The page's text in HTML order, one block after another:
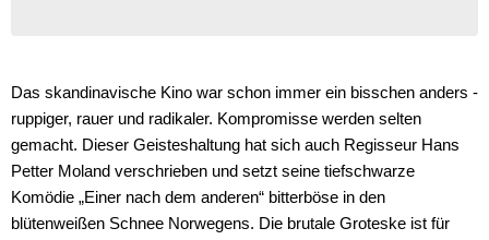
Das skandinavische Kino war schon immer ein bisschen anders -
ruppiger, rauer und radikaler. Kompromisse werden selten
gemacht. Dieser Geisteshaltung hat sich auch Regisseur Hans
Petter Moland verschrieben und setzt seine tiefschwarze
Komödie „Einer nach dem anderen“ bitterböse in den
blütenweißen Schnee Norwegens. Die brutale Groteske ist für